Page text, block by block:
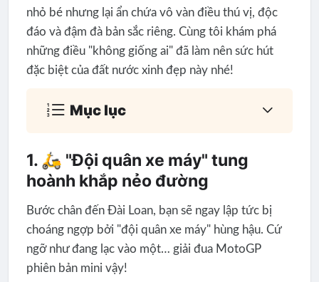
nhỏ bé nhưng lại ẩn chứa vô vàn điều thú vị, độc
đáo và đậm đà bản sắc riêng. Cùng tôi khám phá
những điều "không giống ai" đã làm nên sức hút
đặc biệt của đất nước xinh đẹp này nhé!
Mục lục
1. 🛵 "Đội quân xe máy" tung
hoành khắp nẻo đường
Bước chân đến Đài Loan, bạn sẽ ngay lập tức bị
choáng ngợp bởi "đội quân xe máy" hùng hậu. Cứ
ngỡ như đang lạc vào một… giải đua MotoGP
phiên bản mini vậy!